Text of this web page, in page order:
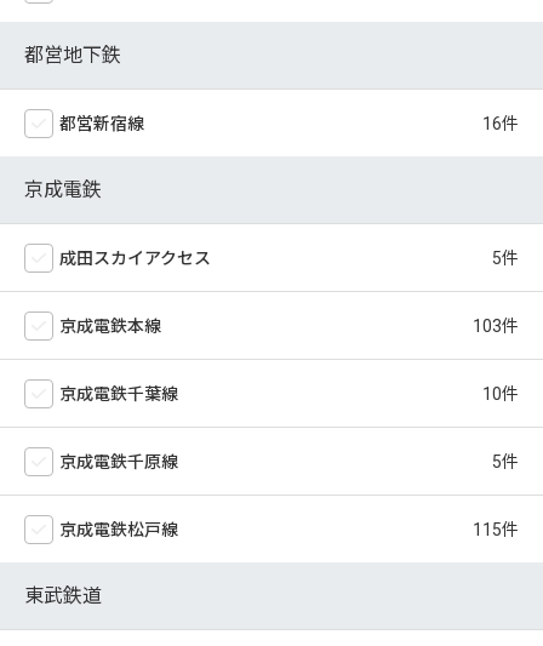
都営地下鉄
都営新宿線
京成電鉄
成田スカイアクセス
京成電鉄本線
京成電鉄千葉線
京成電鉄千原線
京成電鉄松戸線
東武鉄道